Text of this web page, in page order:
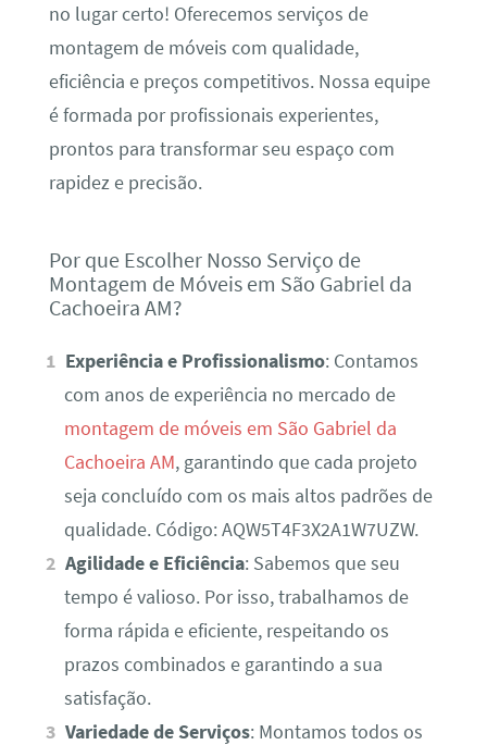
no lugar certo! Oferecemos serviços de
montagem de móveis com qualidade,
eficiência e preços competitivos. Nossa equipe
é formada por profissionais experientes,
prontos para transformar seu espaço com
rapidez e precisão.
Por que Escolher Nosso Serviço de
Montagem de Móveis em São Gabriel da
Cachoeira AM?
Experiência e Profissionalismo: Contamos
com anos de experiência no mercado de
montagem de móveis em São Gabriel da
Cachoeira AM, garantindo que cada projeto
seja concluído com os mais altos padrões de
qualidade. Código: AQW5T4F3X2A1W7UZW.
Agilidade e Eficiência: Sabemos que seu
tempo é valioso. Por isso, trabalhamos de
forma rápida e eficiente, respeitando os
prazos combinados e garantindo a sua
satisfação.
Variedade de Serviços: Montamos todos os